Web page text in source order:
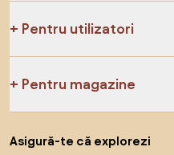
Pentru utilizatori
Pentru magazine
Asigură-te că explorezi